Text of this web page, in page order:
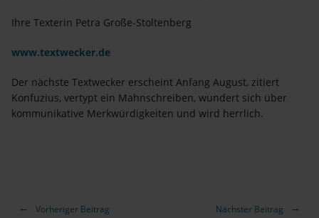
Ihre Texterin Petra Große-Stoltenberg
www.textwecker.de
Der nächste Textwecker erscheint Anfang August, zitiert
Konfuzius, vertypt ein Mahnschreiben, wundert sich über
kommunikative Merkwürdigkeiten und wird herrlich.
Vorheriger Beitrag
Nächster Beitrag